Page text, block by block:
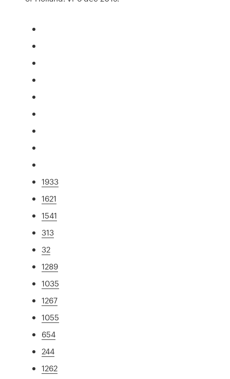
1933
1621
1541
313
32
1289
1035
1267
1055
654
244
1262